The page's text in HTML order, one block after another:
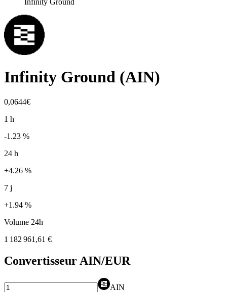
Infinity Ground
Infinity Ground (AIN)
0,0644€
1 h
-1.23 %
24 h
+4.26 %
7 j
+1.94 %
Volume 24h
1 182 961,61 €
Convertisseur AIN/EUR
AIN